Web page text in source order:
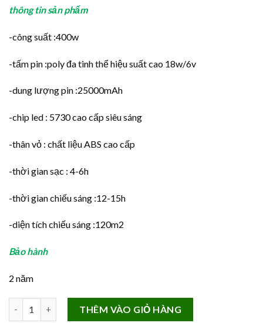
thông tin sản phẩm
-công suất :400w
-tấm pin :poly đa tinh thể hiệu suất cao 18w/6v
-dung lượng pin :25000mAh
-chip led : 5730 cao cấp siêu sáng
-thân vỏ : chất liệu ABS cao cấp
-thời gian sạc : 4-6h
-thời gian chiếu sáng :12-15h
-diện tích chiếu sáng :120m2
Bảo hành
2 năm
Đèn Năng Lượng Mặt Trời Bàn Trải Liền Thể Solar iclock 400w
THÊM VÀO GIỎ HÀNG